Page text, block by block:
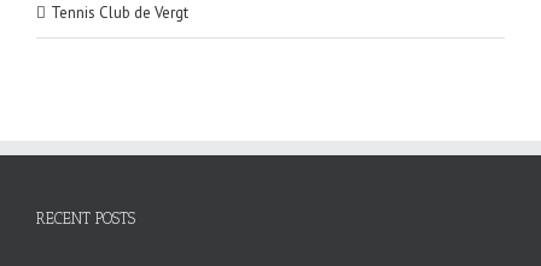
Tennis Club de Vergt
RECENT POSTS